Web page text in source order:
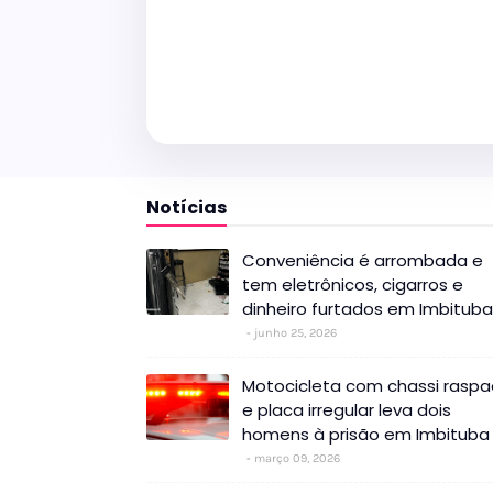
Notícias
Conveniência é arrombada e
tem eletrônicos, cigarros e
dinheiro furtados em Imbituba
junho 25, 2026
Motocicleta com chassi
e placa irregular leva dois
homens à prisão em Imbituba
março 09, 2026